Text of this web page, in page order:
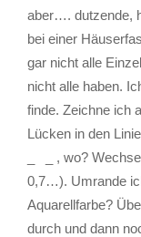
aber…. dutzende,
bei einer
gar nicht alle
nicht alle haben.
finde. Zeichne ich
Lücken in den
_ _ , wo?
0,7…). Umrande
Aquarellfarbe?
durch und dann